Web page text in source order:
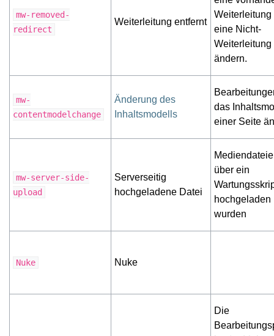
mw-removed-
redirect
Weiterleitung entfernt
Weiterleitung
eine Nicht-
Weiterleitung
ändern.
mw-
contentmodelchange
Änderung des
Inhaltsmodells
das
einer Seite
mw-server-side-
upload
Serverseitig
hochgeladene Datei
über ein
hochgeladen
wurden
Nuke Nuke
Die